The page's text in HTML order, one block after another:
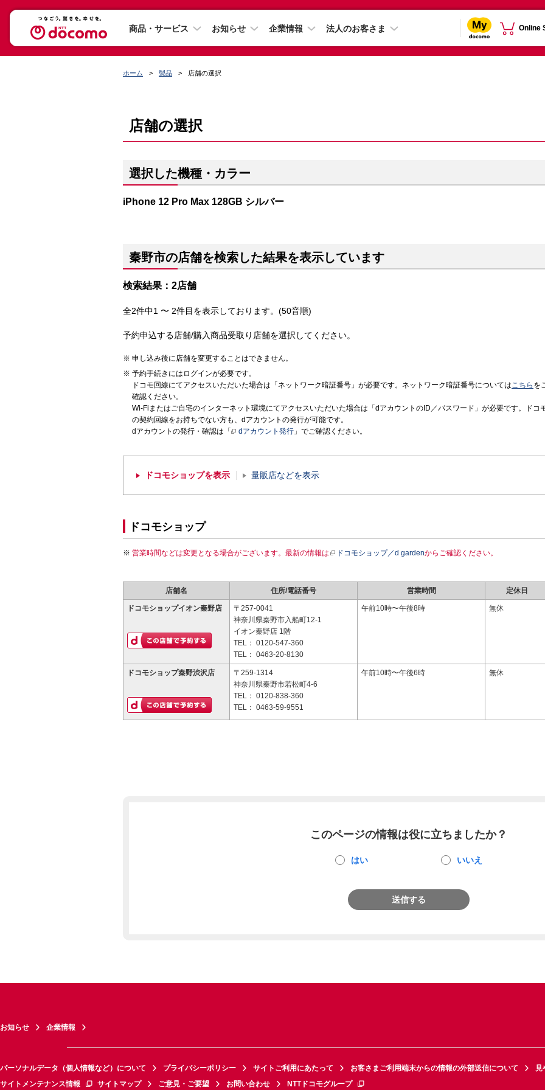
商品・サービス お知らせ 企業情報 法人のお客さま Online
ホーム 製品 店舗の選択
店舗の選択
選択した機種・カラー
iPhone 12 Pro Max 128GB シルバー
秦野市の店舗を検索した結果を表示しています
検索結果：2店舗
全2件中1 〜 2件目を表示しております。(50音順)
予約申込する店舗/購入商品受取り店舗を選択してください。
申し込み後に店舗を変更することはできません。
予約手続きにはログインが必要です。
ドコモ回線にてアクセスいただいた場合は「ネットワーク暗証番号」が必要です。ネットワーク暗証番号についてはこちら を
確認ください。
Wi-Fiまたはご自宅のインターネット環境にてアクセスいただいた場合は「dアカウントのID／パスワード」が必要です。ドコ
の契約回線をお持ちでない方も、dアカウントの発行が可能です。
dアカウントの発行・確認は「
dアカウント発行 」でご確認ください。
ドコモショップを表示 量販店などを表示
ドコモショップ
営業時間などは変更となる場合がございます。最新の情報は ドコモショップ／d gardenからご確認ください。
店舗名 住所/電話番号 営業時間 定休日
ドコモショップイオン秦野店
〒257-0041
神奈川県秦野市入船町12-1
イオン秦野店 1階
TEL： 0120-547-360
TEL： 0463-20-8130
午前10時〜午後8時 無休
ドコモショップ秦野渋沢店
〒259-1314
神奈川県秦野市若松町4-6
TEL： 0120-838-360
TEL： 0463-59-9551
午前10時〜午後6時 無休
このページの情報は役に立ちましたか？
はい いいえ
送信する
お知らせ 企業情報
パーソナルデータ（個人情報など）について プライバシーポリシー サイトご利用にあたって お客さまご利用端末からの情報の外部送信について
見
サイトメンテナンス情報
サイトマップ ご意見・ご要望 お問い合わせ NTTドコモグループ